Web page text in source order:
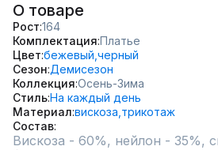
О товаре
Рост 164
Комплектация Платье
Цвет бежевый, черный
Сезон Демисезон
Коллекция Осень-Зима
СтильНа каждый день
Материал вискоза, трикотаж
Состав
Вискоза - 60%, нейлон - 35%,